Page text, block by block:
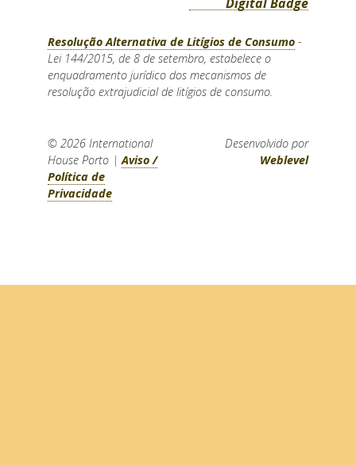
Resolução Alternativa de Litígios de Consumo-
Lei 144/2015, de 8 de setembro, estabelece o
enquadramento jurídico dos mecanismos de
resolução extrajudicial de litígios de consumo.
© 2026 International
House Porto|Aviso /
Política de
Privacidade
Desenvolvido por
Weblevel